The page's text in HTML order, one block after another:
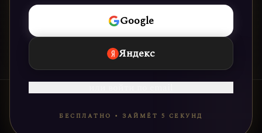
Google
Яндекс
БЕСПЛАТНО • ЗАЙМЁТ 5 СЕКУНД
НАЧАТЬ